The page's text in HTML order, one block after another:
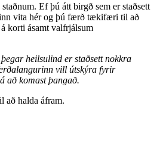
Ef þú átt birgð sem er staðsett
vita hér og þú færð tækifæri til að
korti ásamt valfrjálsum
heilsulind er staðsett nokkra
vill útskýra fyrir
að komast þangað.
að halda áfram.